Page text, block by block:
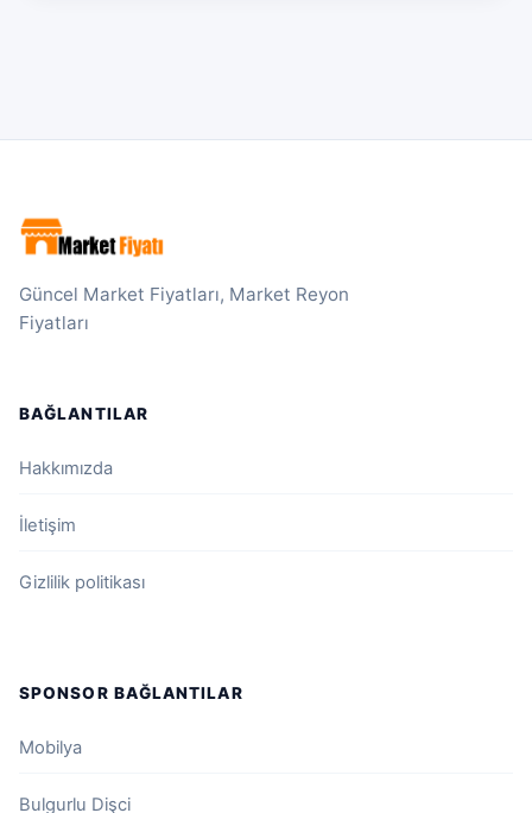
Güncel Market Fiyatları, Market Reyon
Fiyatları
BAĞLANTILAR
Hakkımızda
İletişim
Gizlilik politikası
SPONSOR BAĞLANTILAR
Mobilya
Bulgurlu Dişci